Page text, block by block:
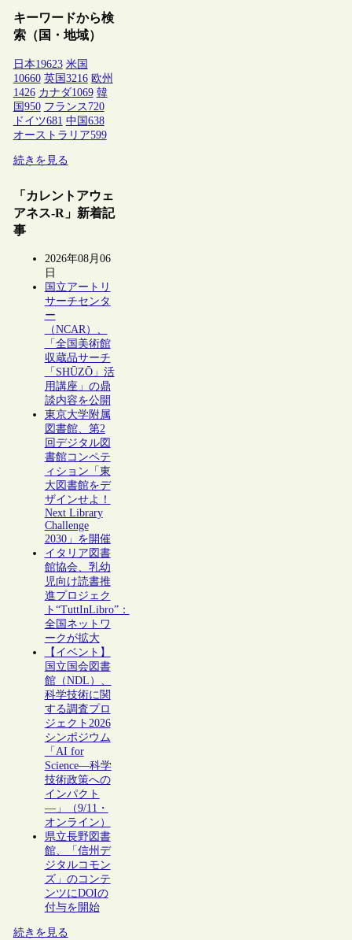
キーワードから検
索（国・地域）
日本19623 米国
10660 英国 3216 欧州
1426 カナダ1069 韓
国 950 フランス 720
ドイツ681 中国 638
オーストラリア599
続きを見る
「カレントアウェ
アネス-R」新着記
事
2026年08月06
日
国立アートリ
サーチセンタ
ー
（NCAR）、
「全国美術館
収蔵品サーチ
「SHŪZŌ」活
用講座」の鼎
談内容を公開
東京大学附属
図書館、第2
回デジタル図
書館コンペテ
ィション「東
大図書館をデ
ザインせよ！
Next Library
Challenge
2030」を開催
イタリア図書
館協会、乳幼
児向け読書推
進プロジェク
ト“TuttInLibro”：
全国ネットワ
ークが拡大
【イベント】
国立国会図書
館（NDL）、
科学技術に関
する調査プロ
ジェクト2026
シンポジウム
「AI for
Science―科学
技術政策への
インパクト
―」（9/11・
オンライン）
県立長野図書
館、「信州デ
ジタルコモン
ズ」のコンテ
ンツにDOIの
付与を開始
続きを見る